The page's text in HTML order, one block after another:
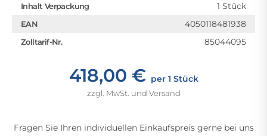
Inhalt Verpackung 1 Stück
EAN 4050118481938
Zolltarif-Nr. 85044095
418,00 € per 1 Stück
zzgl. MwSt. und Versand
Fragen Sie Ihren individuellen Einkaufspreis gerne bei uns